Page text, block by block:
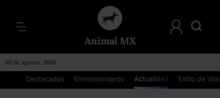
Animal MX
09 de agosto, 2026
Destacadas Entretenimiento Actualidad Estilo de